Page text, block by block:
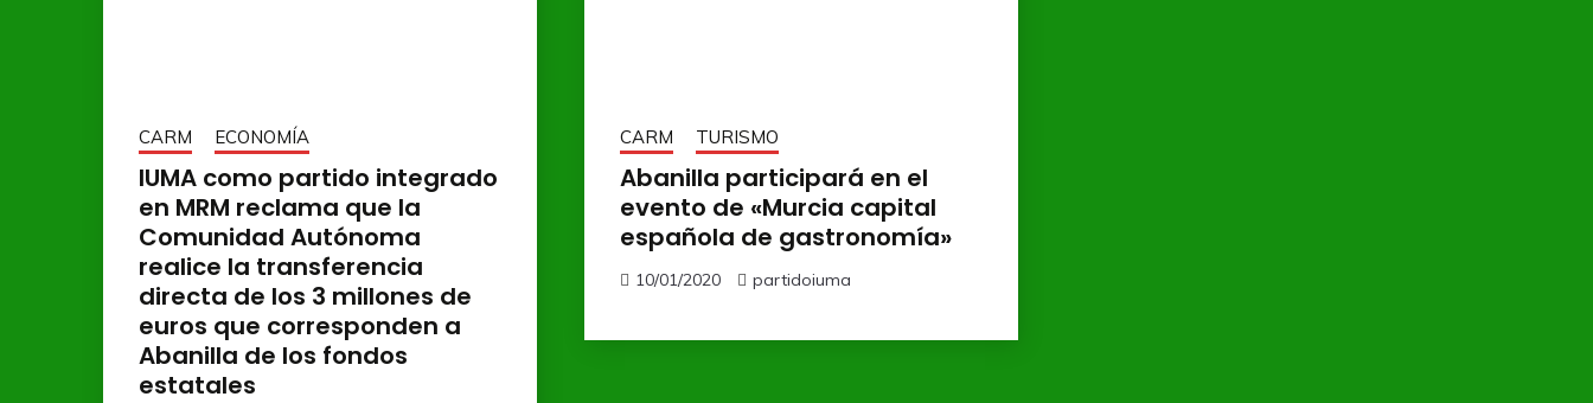
CARM ECONOMÍA
IUMA como partido integrado
en MRM reclama que la
Comunidad Autónoma
realice la transferencia
directa de los 3 millones de
euros que corresponden a
Abanilla de los fondos
estatales
CARM TURISMO
Abanilla participará en el
evento de «Murcia capital
española de gastronomía»
10/01/2020 partidoiuma